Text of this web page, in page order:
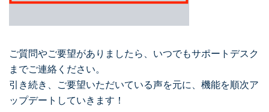
ご質問やご要望がありましたら、いつでもサポートデスク
までご連絡ください。
引き続き、ご要望いただいている声を元に、機能を順次ア
ップデートしていきます！